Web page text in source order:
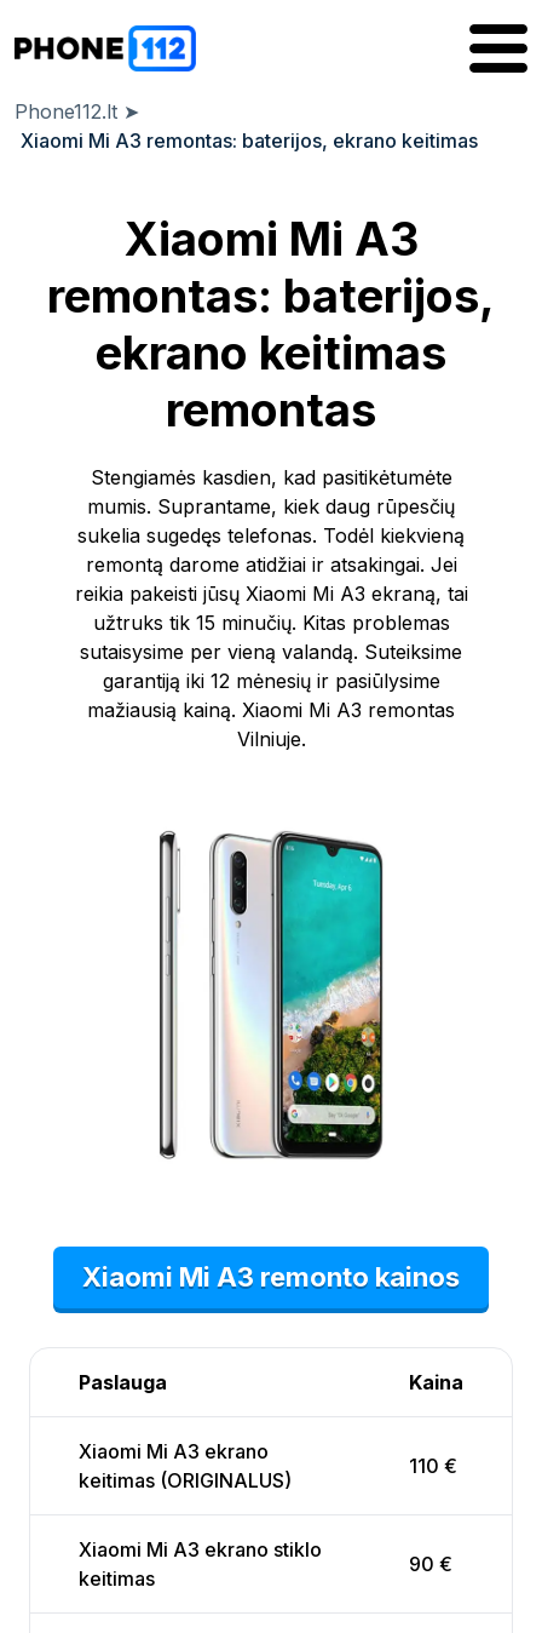
Phone112.lt ➤
Xiaomi Mi A3 remontas: baterijos, ekrano keitimas
Xiaomi Mi A3
remontas: baterijos,
ekrano keitimas
remontas
Stengiamės kasdien, kad pasitikėtumėte
mumis. Suprantame, kiek daug rūpesčių
sukelia sugedęs telefonas. Todėl kiekvieną
remontą darome atidžiai ir atsakingai. Jei
reikia pakeisti jūsų Xiaomi Mi A3 ekraną, tai
užtruks tik 15 minučių. Kitas problemas
sutaisysime per vieną valandą. Suteiksime
garantiją iki 12 mėnesių ir pasiūlysime
mažiausią kainą. Xiaomi Mi A3 remontas
Vilniuje.
Xiaomi Mi A3 remonto kainos
Paslauga Kaina
Xiaomi Mi A3 ekrano
keitimas (ORIGINALUS)
110 €
Xiaomi Mi A3 ekrano stiklo
keitimas
90 €